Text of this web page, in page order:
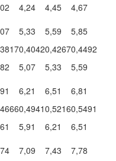
4,24 4,45
4,67
5,33 5,59 5,85
0,40420,42670,4492
5,07 5,33
5,59
6,21 6,51 6,81
0,49410,52160,5491
5,91 6,21
6,51
7,09 7,43 7,78